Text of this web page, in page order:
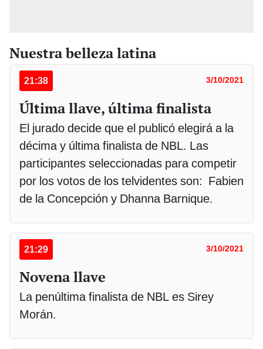
Nuestra belleza latina
21:38 3/10/2021
Última llave, última finalista
El jurado decide que el publicó elegirá a la
décima y última finalista de NBL. Las
participantes seleccionadas para competir
por los votos de los telvidentes son: Fabien
de la Concepción y Dhanna Barnique.
21:29 3/10/2021
Novena llave
La penúltima finalista de NBL es Sirey
Morán.